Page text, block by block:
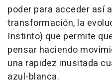
poder para acceder así
transformación, la
Instinto) que permite
pensar haciendo
una rapidez inusitada
azul-blanca.